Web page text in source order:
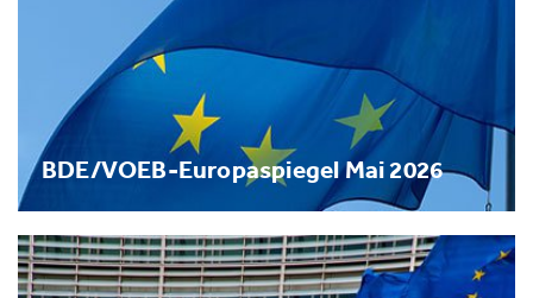
BDE/VOEB-Europaspiegel Mai 2026